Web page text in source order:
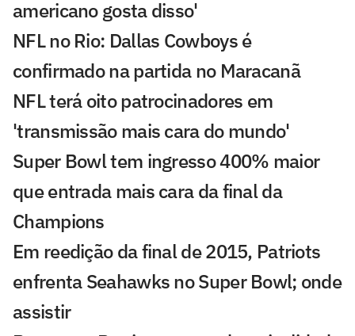
americano gosta disso'
NFL no Rio: Dallas Cowboys é
confirmado na partida no Maracanã
NFL terá oito patrocinadores em
'transmissão mais cara do mundo'
Super Bowl tem ingresso 400% maior
que entrada mais cara da final da
Champions
Em reedição da final de 2015, Patriots
enfrenta Seahawks no Super Bowl; onde
assistir